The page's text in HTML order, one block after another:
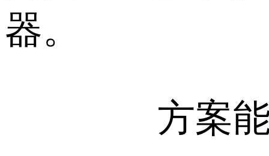
器。
方案